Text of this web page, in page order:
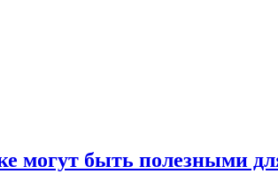
могут быть полезными